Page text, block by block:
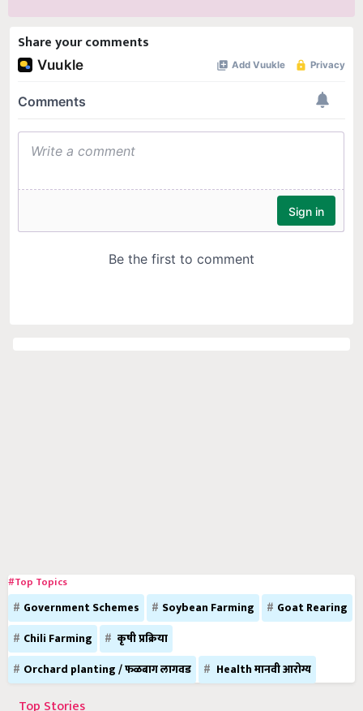
Share your comments
#Top Topics
Government Schemes Soybean Farming
Goat Rearing
Chili Farming
कृषी प्रक्रिया
Orchard planting / फळबाग लागवड
Health मानवी आरोग्य